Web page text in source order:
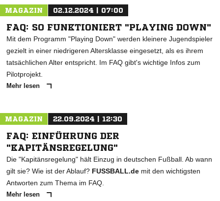
MAGAZIN 02.12.2024 | 07:00
FAQ: SO FUNKTIONIERT "PLAYING DOWN"
Mit dem Programm "Playing Down" werden kleinere Jugendspieler
gezielt in einer niedrigeren Altersklasse eingesetzt, als es ihrem
tatsächlichen Alter entspricht. Im FAQ gibt's wichtige Infos zum
Pilotprojekt.
Mehr lesen
MAGAZIN 22.09.2024 | 12:30
FAQ: EINFÜHRUNG DER
"KAPITÄNSREGELUNG"
Die "Kapitänsregelung" hält Einzug in deutschen Fußball. Ab wann
gilt sie? Wie ist der Ablauf? FUSSBALL.de mit den wichtigsten
Antworten zum Thema im FAQ.
Mehr lesen